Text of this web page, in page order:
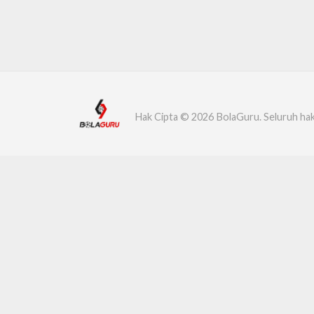
Hak Cipta © 2026 BolaGuru. Seluruh